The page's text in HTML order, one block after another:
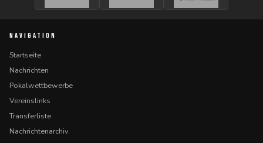
NAVIGATION
Startseite
Nachrichten
Pokalwettbewerbe
Vereinslinks
Transferliste
Nachrichtenarchiv